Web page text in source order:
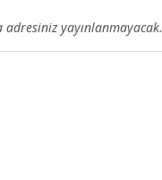
adresiniz yayınlanmayacak.